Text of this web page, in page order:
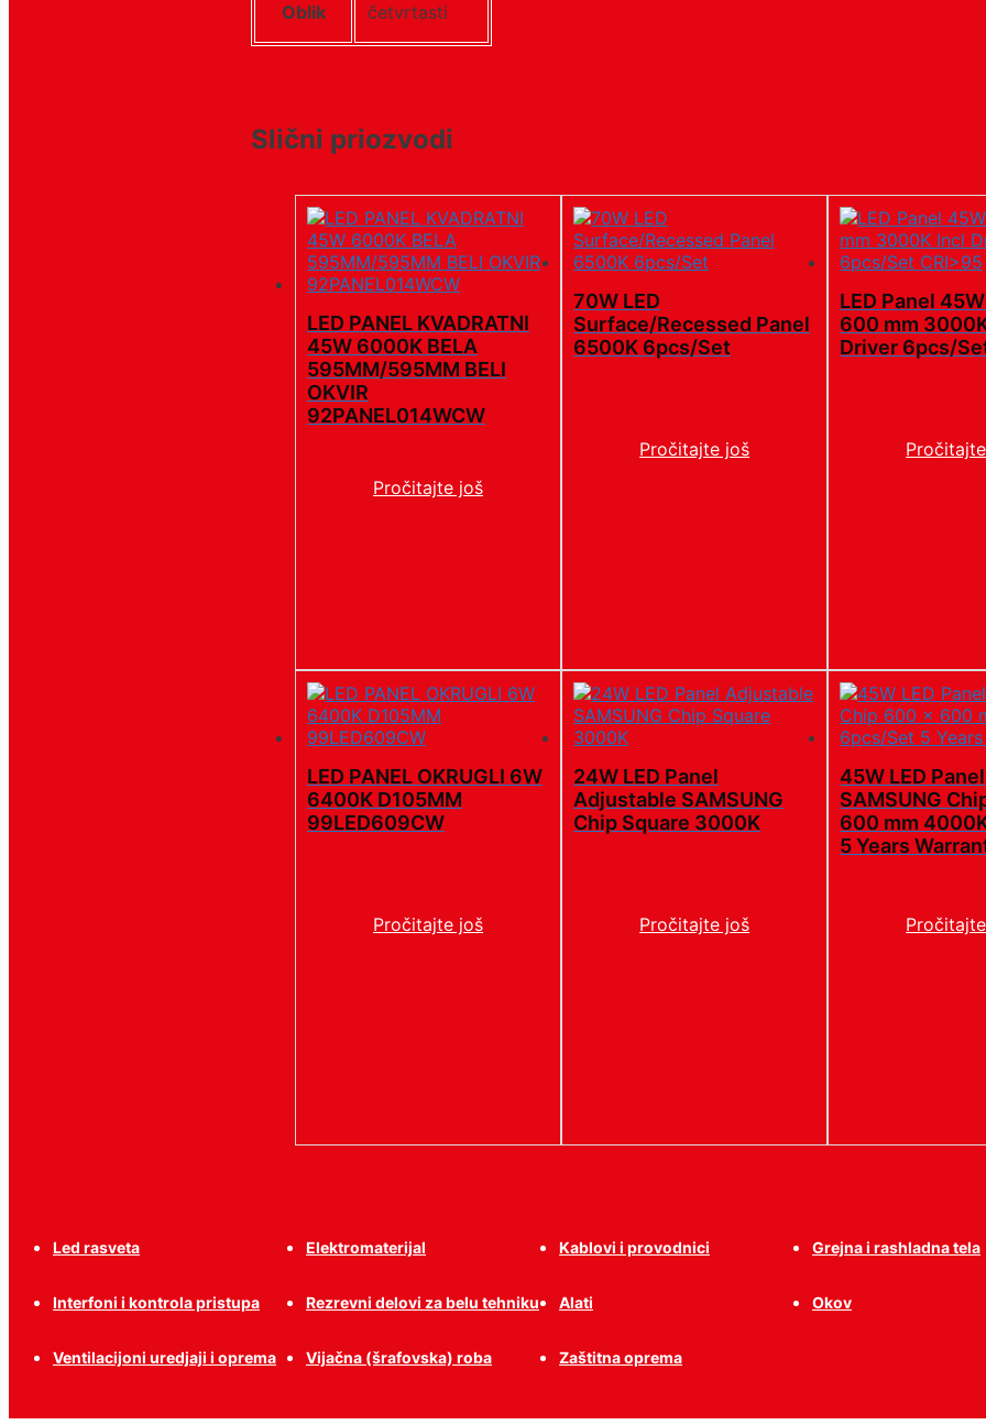
Oblik četvrtasti
Slični priozvodi
LED PANEL KVADRATNI
45W 6000K BELA
595MM/595MM BELI
OKVIR
92PANEL014WCW
Pročitajte još
70W LED
Surface/Recessed Panel
6500K 6pcs/Set
Pročitajte još
LED Panel
600 mm
Driver 6pcs/
LED PANEL OKRUGLI 6W
6400K D105MM
99LED609CW
Pročitajte još
24W LED Panel
Adjustable SAMSUNG
Chip Square 3000K
Pročitajte još
45W LED Panel
SAMSUNG
600 mm
5 Years
Led rasveta Elektromaterijal Kablovi i provodnici Grejna i rashladna tela
Interfoni i kontrola pristupa Rezrevni delovi za belu tehniku Alati Okov
Ventilacijoni uredjaji i oprema Vijačna (šrafovska) roba Zaštitna oprema